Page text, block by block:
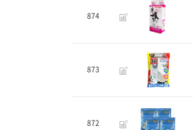
874
873
872